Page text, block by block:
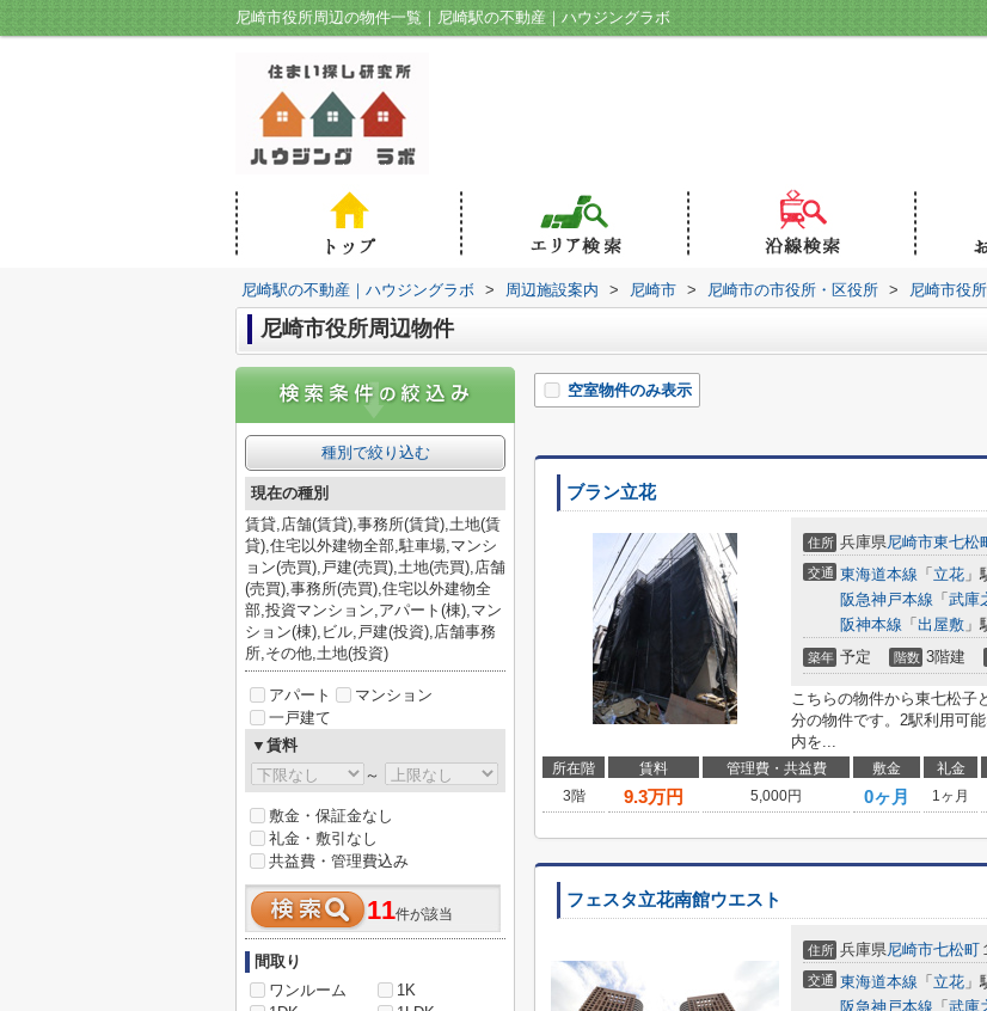
尼崎市役所周辺の物件一覧｜尼崎駅の不動産｜ハウジングラボ
尼崎駅の不動産｜ハウジングラボ > 周辺施設案内 > 尼崎市 > 尼崎市の市役所・区役所 > 尼崎市役所
尼崎市役所周辺物件
空室物件のみ表示
ブラン立花
住所 兵庫県尼崎市東七松
交通 東海道本線 「 立花 」
阪急神戸本線 「 武庫
阪神本線 「 出屋敷 」
築年 予定 階数 3階建
こちらの物件から東七松子
分の物件です。2駅利用可
内を...
所在階 賃料 管理費・共益費 敷金 礼金
3階
9.3万円 5,000円 0ヶ月 1ヶ月
フェスタ立花南館ウエスト
住所 兵庫県尼崎市七松町
交通 東海道本線 「 立花 」
阪急神戸本線 「 武庫
種別で絞り込む
現在の種別
賃貸,店舗(賃貸),事務所(賃貸),土地(賃
貸),住宅以外建物全部,駐車場,マンシ
ョン(売買),戸建(売買),土地(売買),店舗
(売買),事務所(売買),住宅以外建物全
部,投資マンション,アパート(棟),マン
ション(棟),ビル,戸建(投資),店舗事務
所,その他,土地(投資)
アパート
マンション
一戸建て
▼賃料
～
敷金・保証金なし
礼金・敷引なし
共益費・管理費込み
11件が該当
間取り
ワンルーム
1K